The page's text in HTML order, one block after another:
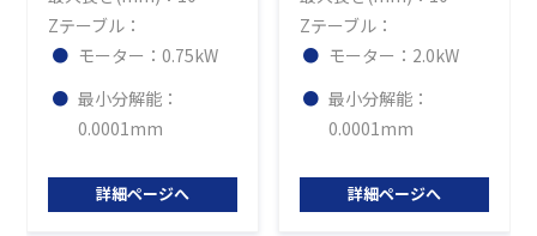
Zテーブル：
モーター：0.75kW
最小分解能：
0.0001mm
詳細ページへ
Zテーブル：
モーター：2.0kW
最小分解能：
0.0001mm
詳細ページへ